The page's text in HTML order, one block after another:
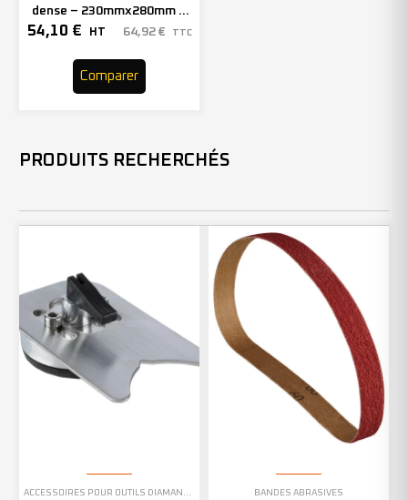
dense – 230mmx280mm –
Grain 80 – 300886 (x50)
54,10 € HT 64,92 € TTC
Comparer
PRODUITS RECHERCHÉS
BANDES ABRASIVES